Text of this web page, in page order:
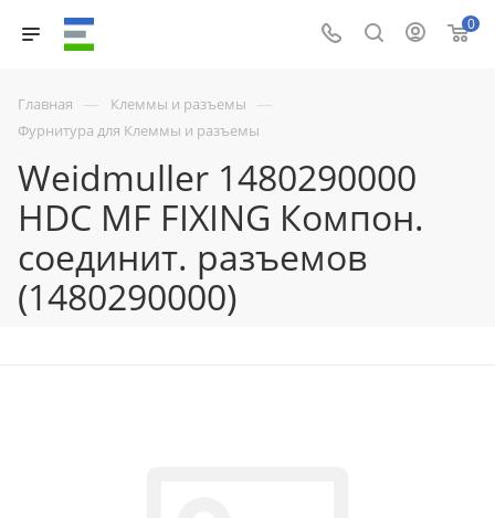
0
Главная — Клеммы и разъемы —
Фурнитура для Клеммы и разъемы
Weidmuller 1480290000
HDC MF FIXING Компон.
соединит. разъемов
(1480290000)